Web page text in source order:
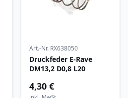
Art.-Nr. RX638050
Druckfeder E-Rave
DM13,2 D0,8 L20
4,30 €